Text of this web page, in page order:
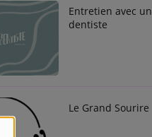
Entretien avec un
dentiste
Le Grand Sourire